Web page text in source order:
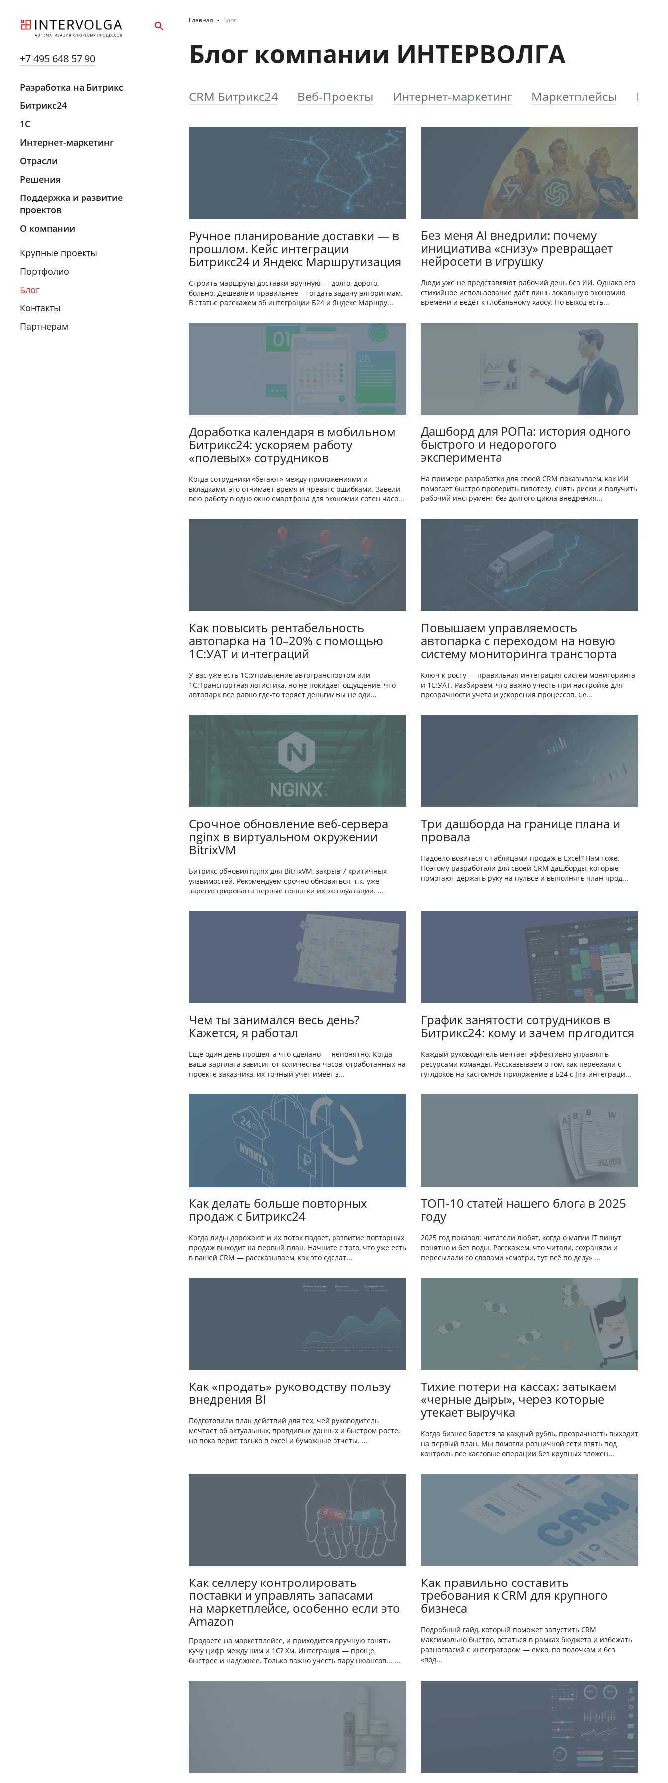
+7 495 648 57 90
Разработка на Битрикс
Битрикс24
1С
Интернет-маркетинг
Отрасли
Решения
Поддержка и развитие
проектов
О компании
Крупные проекты
Портфолио
Блог
Контакты
Партнерам
Главная - Блог
Блог компании ИНТЕРВОЛГА
CRM Битрикс24 Веб-Проекты Интернет-маркетинг Маркетплейсы
Ручное планирование доставки — в
прошлом. Кейс интеграции
Битрикс24 и Яндекс Маршрутизация
Строить маршруты доставки вручную — долго, дорого,
больно. Дешевле и правильнее — отдать задачу алгоритмам.
В статье расскажем об интеграции Б24 и Яндекс Маршру...
Без меня AI внедрили: почему
инициатива «снизу» превращает
нейросети в игрушку
Люди уже не представляют рабочий день без ИИ. Однако его
стихийное использование даёт лишь локальную экономию
времени и ведёт к глобальному хаосу. Но выход есть...
Доработка календаря в мобильном
Битрикс24: ускоряем работу
«полевых» сотрудников
Когда сотрудники «бегают» между приложениями и
вкладками, это отнимает время и чревато ошибками. Завели
всю работу в одно окно смартфона для экономии сотен часо...
Дашборд для РОПа: история одного
быстрого и недорогого
эксперимента
На примере разработки для своей CRM показываем, как ИИ
помогает быстро проверить гипотезу, снять риски и получить
рабочий инструмент без долгого цикла внедрения...
Как повысить рентабельность
автопарка на 10–20% с помощью
1С:УАТ и интеграций
У вас уже есть 1С:Управление автотранспортом или
1С:Транспортная логистика, но не покидает ощущение, что
автопарк все равно где-то теряет деньги? Вы не оди...
Повышаем управляемость
автопарка с переходом на новую
систему мониторинга транспорта
Ключ к росту — правильная интеграция систем мониторинга
и 1С:УАТ. Разбираем, что важно учесть при настройке для
прозрачности учёта и ускорения процессов. Се...
Срочное обновление веб-сервера
nginx в виртуальном окружении
BitrixVM
Битрикс обновил nginx для BitrixVM, закрыв 7 критичных
уязвимостей. Рекомендуем срочно обновиться, т.к. уже
зарегистрированы первые попытки их эксплуатации. ...
Три дашборда на границе плана и
провала
Надоело возиться с таблицами продаж в Excel? Нам тоже.
Поэтому разработали для своей CRM дашборды, которые
помогают держать руку на пульсе и выполнять план прод...
Чем ты занимался весь день?
Кажется, я работал
Еще один день прошел, а что сделано — непонятно. Когда
ваша зарплата зависит от количества часов, отработанных на
проекте заказчика, их точный учет имеет з...
График занятости сотрудников в
Битрикс24: кому и зачем пригодится
Каждый руководитель мечтает эффективно управлять
ресурсами команды. Рассказываем о том, как переехали с
гуглдоков на кастомное приложение в Б24 с Jira-интеграци...
Как делать больше повторных
продаж с Битрикс24
Когда лиды дорожают и их поток падает, развитие повторных
продаж выходит на первый план. Начните с того, что уже есть
в вашей CRM — рассказываем, как это сделат...
ТОП-10 статей нашего блога в 2025
году
2025 год показал: читатели любят, когда о магии IT пишут
понятно и без воды. Расскажем, что читали, сохраняли и
пересылали со словами «смотри, тут всё по делу» ...
Как «продать» руководству пользу
внедрения BI
Подготовили план действий для тех, чей руководитель
мечтает об актуальных, правдивых данных и быстром росте,
но пока верит только в excel и бумажные отчеты. ...
Тихие потери на кассах: затыкаем
«черные дыры», через которые
утекает выручка
Когда бизнес борется за каждый рубль, прозрачность выходит
на первый план. Мы помогли розничной сети взять под
контроль все кассовые операции без крупных вложен...
Как селлеру контролировать
поставки и управлять запасами
на маркетплейсе, особенно если это
Amazon
Продаете на маркетплейсе, и приходится вручную гонять
кучу цифр между ним и 1С? Хм. Интеграция — проще,
быстрее и надежнее. Только важно учесть пару нюансов... ...
Как правильно составить
требования к CRM для крупного
бизнеса
Подробный гайд, который поможет запустить CRM
максимально быстро, остаться в рамках бюджета и избежать
разногласий с интегратором — емко, по полочкам и без
«вод...